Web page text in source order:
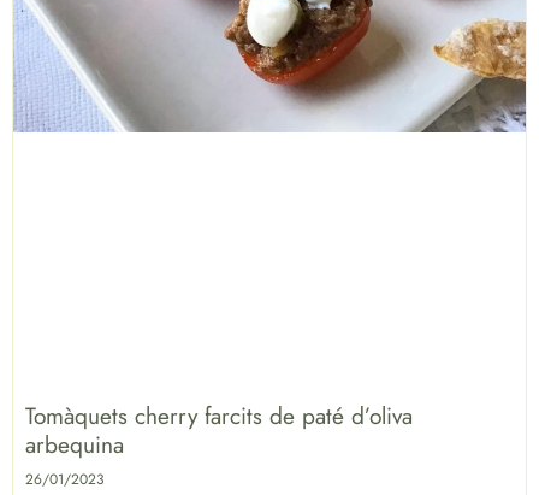
Tomàquets cherry farcits de paté d’oliva
arbequina
26/01/2023